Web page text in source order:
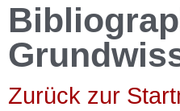
Zurück zur